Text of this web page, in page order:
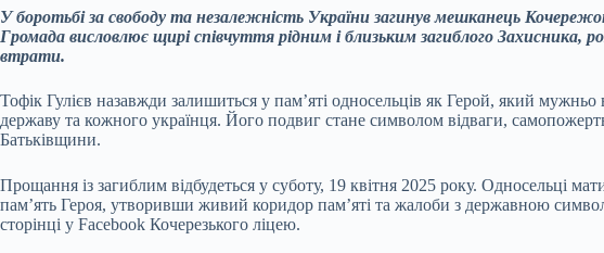
У боротьбі за свободу та незалежність України загинув мешканець
Громада висловлює щирі співчуття рідним і близьким загиблого Захисника,
втрати.
Тофік Гулієв назавжди залишиться у пам’яті односельців як Герой, який
державу та кожного українця. Його подвиг стане символом відваги,
Батьківщини.
Прощання із загиблим відбудеться у суботу, 19 квітня 2025 року. Односельці
пам’ять Героя, утворивши живий коридор пам’яті та жалоби з державною
сторінці у Facebook Кочерезького ліцею.